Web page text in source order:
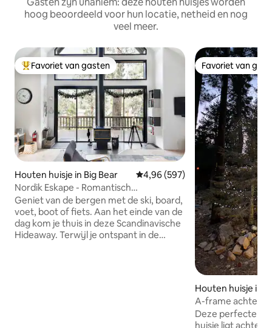
hoog beoordeeld voor hun locatie, netheid en nog
veel meer.
Topfavoriet van gasten
Favoriet van gasten
Houten huisje in Big Bear Gemiddelde beoordeling van
4,96 (597)
Nordik Eskape - Romantisch
Scandinavisch boomhut
Geniet van de bergen met de ski, board,
voet, boot of fiets. Aan het einde van de
dag kom je thuis in deze Scandinavische
Hideaway. Terwijl je ontspant in de
Favoriet van
Favoriet van
Houten huisje in
ke
A-frame achter
pistes, bubbelbad!
Deze perfecte
huisje ligt achter